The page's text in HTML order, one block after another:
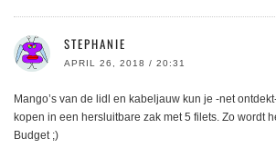
STEPHANIE
APRIL 26, 2018 / 20:31
Mango’s van de lidl en kabeljauw kun je -net
kopen in een hersluitbare zak met 5 filets. Zo wordt
Budget ;)